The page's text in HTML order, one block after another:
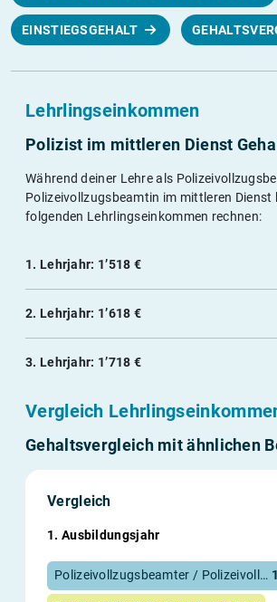
EINSTIEGSGEHALT
Lehrlingseinkommen
Polizist im mittleren Dienst
Während deiner Lehre als
Polizeivollzugsbeamtin im mittleren Dienst
folgenden Lehrlingseinkommen rechnen:
1. Lehrjahr: 1’518 €
2. Lehrjahr: 1’618 €
3. Lehrjahr: 1’718 €
Vergleich
Gehaltsvergleich mit ähnlichen
Vergleich
1. Ausbildungsjahr
Polizeivollzugsbeamter / Polizeivollzugsbeamtin im mittleren Dienst